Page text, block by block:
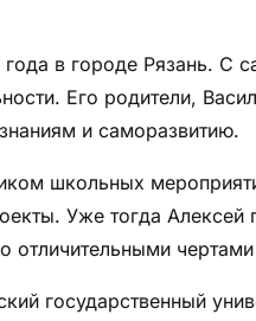
в городе Рязань. С
Его родители,
и саморазвитию.
школьных
Уже тогда Алексей
отличительными
государственный